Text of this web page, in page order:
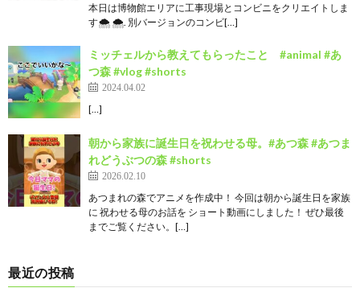
本日は博物館エリアに工事現場とコンビニをクリエイトしま
す🌨️ 🌨️. 別バージョンのコンビ[…]
ミッチェルから教えてもらったこと #animal #あ
つ森 #vlog #shorts
2024.04.02
[…]
朝から家族に誕生日を祝わせる母。#あつ森 #あつま
れどうぶつの森 #shorts
2026.02.10
あつまれの森でアニメを作成中！ 今回は朝から誕生日を家族
に 祝わせる母のお話を ショート動画にしました！ ぜひ最後
までご覧ください。[…]
最近の投稿